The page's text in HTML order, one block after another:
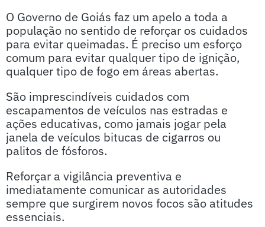
O Governo de Goiás faz um apelo a toda a
população no sentido de reforçar os cuidados
para evitar queimadas. É preciso um esforço
comum para evitar qualquer tipo de ignição,
qualquer tipo de fogo em áreas abertas.
São imprescindíveis cuidados com
escapamentos de veículos nas estradas e
ações educativas, como jamais jogar pela
janela de veículos bitucas de cigarros ou
palitos de fósforos.
Reforçar a vigilância preventiva e
imediatamente comunicar as autoridades
sempre que surgirem novos focos são atitudes
essenciais.